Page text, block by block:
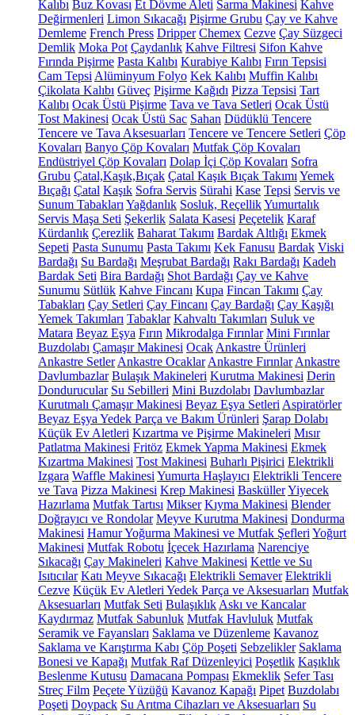
Kalıbı Buz Kovası Et Dövme Aleti Sarma Makinesi Kahve
Değirmenleri Limon Sıkacağı Pişirme Grubu Çay ve Kahve
Demleme French Press Dripper Chemex Cezve Çay Süzgeci
Demlik Moka Pot Çaydanlık Kahve Filtresi Sifon Kahve
Fırında Pişirme Pasta Kalıbı Kurabiye Kalıbı Fırın Tepsisi
Cam Tepsi Alüminyum Folyo Kek Kalıbı Muffin Kalıbı
Çikolata Kalıbı Güveç Pişirme Kağıdı Pizza Tepsisi Tart
Kalıbı Ocak Üstü Pişirme Tava ve Tava Setleri Ocak Üstü
Tost Makinesi Ocak Üstü Sac Sahan Düdüklü Tencere
Tencere ve Tava Aksesuarları Tencere ve Tencere Setleri Çöp
Kovaları Banyo Çöp Kovaları Mutfak Çöp Kovaları
Endüstriyel Çöp Kovaları Dolap İçi Çöp Kovaları Sofra
Grubu Çatal,Kaşık,Bıçak Çatal Kaşık Bıçak Takımı Yemek
Bıçağı Çatal Kaşık Sofra Servis Sürahi Kase Tepsi Servis ve
Sunum Tabakları Yağdanlık Sosluk, ReçellikYumurtalık
Servis Maşa Seti Şekerlik Salata Kasesi Peçetelik Karaf
Kürdanlık Çerezlik Baharat Takımı Bardak Altlığı Ekmek
Sepeti Pasta Sunumu Pasta Takımı Kek Fanusu Bardak Viski
Bardağı Su Bardağı Meşrubat Bardağı Rakı Bardağı Kadeh
Bardak Seti Bira Bardağı Shot Bardağı Çay ve Kahve
Sunumu Sütlük Kahve Fincanı Kupa Fincan Takımı Çay
Tabakları Çay Setleri Çay Fincanı Çay Bardağı Çay Kaşığı
Yemek Takımları Tabaklar Kahvaltı Takımları Suluk ve
Matara Beyaz Eşya Fırın Mikrodalga Fırınlar Mini Fırınlar
Buzdolabı Çamaşır Makinesi Ocak Ankastre Ürünleri
Ankastre Setler Ankastre Ocaklar Ankastre Fırınlar Ankastre
Davlumbazlar Bulaşık Makineleri Kurutma Makinesi Derin
Dondurucular Su Sebilleri Mini Buzdolabı Davlumbazlar
Kurutmalı Çamaşır Makinesi Beyaz Eşya Setleri Aspiratörler
Beyaz Eşya Yedek Parça ve Bakım Ürünleri Şarap Dolabı
Küçük Ev Aletleri Kızartma ve Pişirme Makineleri Mısır
Patlatma Makinesi Fritöz Ekmek Yapma Makinesi Ekmek
Kızartma Makinesi Tost Makinesi Buharlı Pişirici Elektrikli
Izgara Waffle Makinesi Yumurta Haşlayıcı Elektrikli Tencere
ve Tava Pizza Makinesi Krep Makinesi BasküllerYiyecek
Hazırlama Mutfak Tartısı Mikser Kıyma Makinesi Blender
Doğrayıcı ve Rondolar Meyve Kurutma Makinesi Dondurma
Makinesi Hamur Yoğurma Makinesi ve Mutfak Şefleri Yoğurt
Makinesi Mutfak Robotu İçecek Hazırlama Narenciye
Sıkacağı Çay Makineleri Kahve Makinesi Kettle ve Su
Isıtıcılar Katı Meyve Sıkacağı Elektrikli Semaver Elektrikli
Cezve Küçük Ev Aletleri Yedek Parça ve Aksesuarları Mutfak
Aksesuarları Mutfak Seti Bulaşıklık Askı ve Kancalar
Kaydırmaz Mutfak Sabunluk Mutfak Havluluk Mutfak
Seramik ve Fayansları Saklama ve Düzenleme Kavanoz
Saklama ve Karıştırma Kabı Çöp Poşeti Sebzelikler Saklama
Bonesi ve Kapağı Mutfak Raf Düzenleyici Poşetlik Kaşıklık
Beslenme Kutusu Damacana Pompası Ekmeklik Sefer Tası
Streç Film Peçete Yüzüğü Kavanoz Kapağı Pipet Buzdolabı
Poşeti Doypack Su Arıtma Cihazları ve Aksesuarları Su